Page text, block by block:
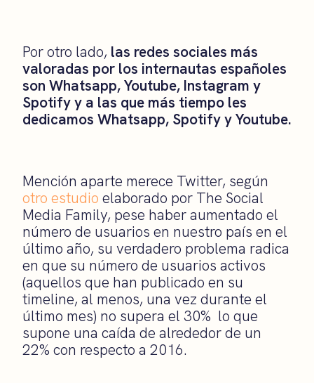
Por otro lado, las redes sociales más
valoradas por los internautas españoles
son Whatsapp, Youtube, Instagram y
Spotify y a las que más tiempo les
dedicamos Whatsapp, Spotify y Youtube.
Mención aparte merece Twitter, según
otro estudio elaborado por The Social
Media Family, pese haber aumentado el
número de usuarios en nuestro país en el
último año, su verdadero problema radica
en que su número de usuarios activos
(aquellos que han publicado en su
timeline, al menos, una vez durante el
último mes) no supera el 30% lo que
supone una caída de alrededor de un
22% con respecto a 2016.